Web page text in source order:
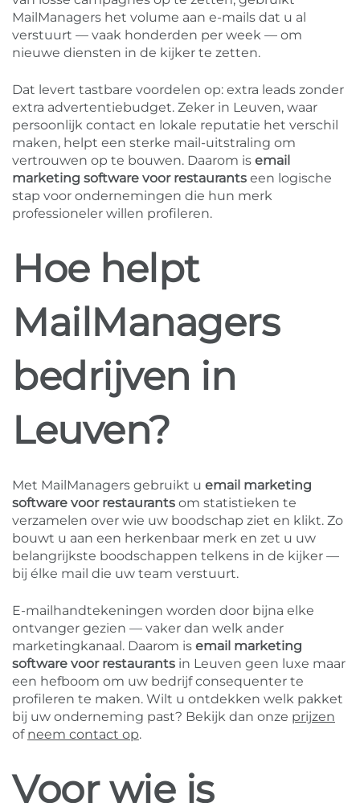
MailManagers het volume aan e-mails dat u al
verstuurt — vaak honderden per week — om
nieuwe diensten in de kijker te zetten.
Dat levert tastbare voordelen op: extra leads zonder
extra advertentiebudget. Zeker in Leuven, waar
persoonlijk contact en lokale reputatie het verschil
maken, helpt een sterke mail-uitstraling om
vertrouwen op te bouwen. Daarom is email
marketing software voor restaurants een logische
stap voor ondernemingen die hun merk
professioneler willen profileren.
Hoe helpt
MailManagers
bedrijven in
Leuven?
Met MailManagers gebruikt u email marketing
software voor restaurants om statistieken te
verzamelen over wie uw boodschap ziet en klikt. Zo
bouwt u aan een herkenbaar merk en zet u uw
belangrijkste boodschappen telkens in de kijker —
bij élke mail die uw team verstuurt.
E-mailhandtekeningen worden door bijna elke
ontvanger gezien — vaker dan welk ander
marketingkanaal. Daarom is email marketing
software voor restaurants in Leuven geen luxe maar
een hefboom om uw bedrijf consequenter te
profileren te maken. Wilt u ontdekken welk pakket
bij uw onderneming past? Bekijk dan onze prijzen
of neem contact op.
Voor wie is